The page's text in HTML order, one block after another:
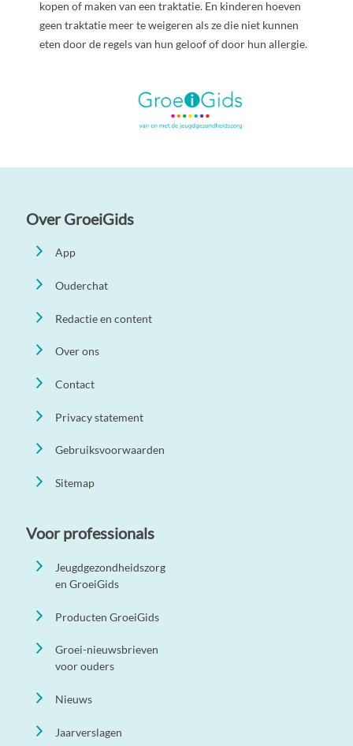
kopen of maken van een traktatie. En kinderen hoeven
geen traktatie meer te weigeren als ze die niet kunnen
eten door de regels van hun geloof of door hun allergie.
Over GroeiGids
App
Ouderchat
Redactie en content
Over ons
Contact
Privacy statement
Gebruiksvoorwaarden
Sitemap
Voor professionals
Jeugdgezondheidszorg
en GroeiGids
Producten GroeiGids
Groei-nieuwsbrieven
voor ouders
Nieuws
Jaarverslagen